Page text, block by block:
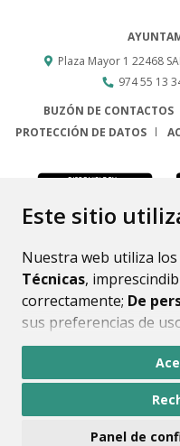
Este sitio
Nuestra web utiliza
Técnicas,
correctamente; De
sus preferencias de
mejorar el
Si acepta pulsando el
consideramos que
Panel de
Plaza Mayor 1 22468
974 55 13
BUZÓN DE CONTACTOS
PROTECCIÓN DE DATOS